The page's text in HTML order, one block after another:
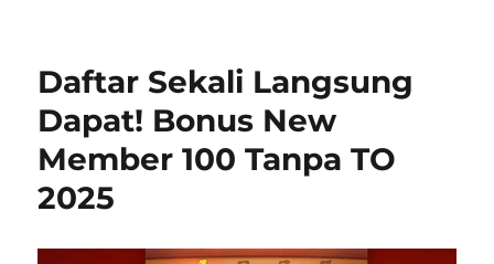
Daftar Sekali Langsung
Dapat! Bonus New
Member 100 Tanpa TO
2025